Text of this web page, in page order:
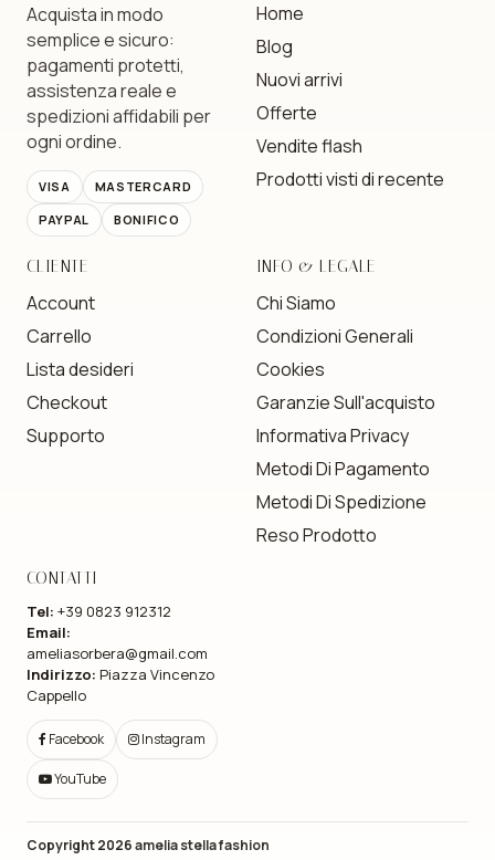
Acquista in modo
semplice e sicuro:
pagamenti protetti,
assistenza reale e
spedizioni affidabili per
ogni ordine.
VISA
MASTERCARD
PAYPAL
BONIFICO
Home
Blog
Nuovi arrivi
Offerte
Vendite flash
Prodotti visti di recente
CLIENTE
Account
Carrello
Lista desideri
Checkout
Supporto
INFO & LEGALE
Chi Siamo
Condizioni Generali
Cookies
Garanzie Sull'acquisto
Informativa Privacy
Metodi Di Pagamento
Metodi Di Spedizione
Reso Prodotto
CONTATTI
Tel: +39 0823 912312
Email:
ameliasorbera@gmail.com
Indirizzo: Piazza Vincenzo
Cappello
Facebook Instagram
YouTube
Copyright 2026amelia stella fashion